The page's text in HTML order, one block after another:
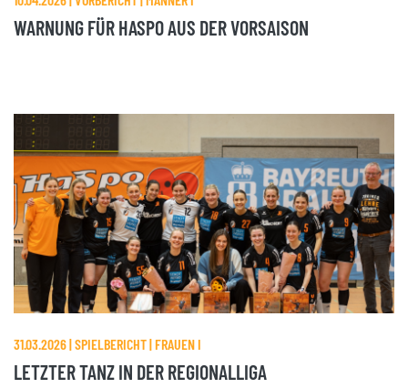
WARNUNG FÜR HASPO AUS DER VORSAISON
31.03.2026 | SPIELBERICHT | FRAUEN I
LETZTER TANZ IN DER REGIONALLIGA